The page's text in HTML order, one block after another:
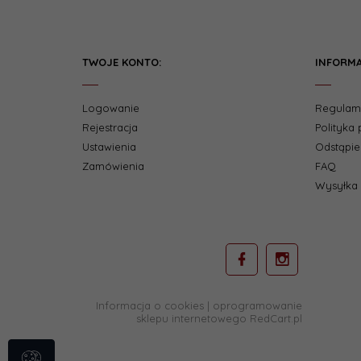
TWOJE KONTO:
Logowanie
Rejestracja
Ustawienia
Zamówienia
Polityka
FAQ
Wysyłka
Informacja o cookies | oprogramowanie
sklepu internetowego RedCart.pl